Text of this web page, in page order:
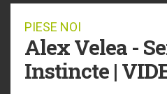
PIESE NOI
Alex Velea -
Instincte |